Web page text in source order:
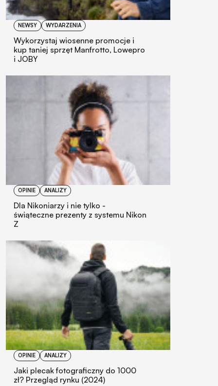
NEWSY WYDARZENIA
Wykorzystaj wiosenne promocje i
kup taniej sprzęt Manfrotto, Lowepro
i JOBY
OPINIE ANALIZY
Dla Nikoniarzy i nie tylko -
świąteczne prezenty z systemu Nikon
Z
OPINIE ANALIZY
Jaki plecak fotograficzny do 1000
zł? Przegląd rynku (2024)